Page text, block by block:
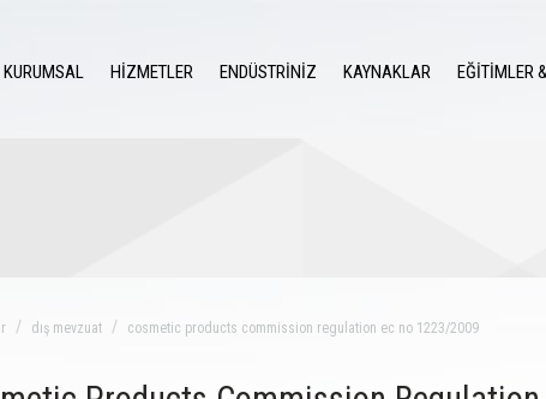
KURUMSAL HİZMETLER ENDÜSTRİNİZ KAYNAKLAR EĞİTİMLER
dış mevzuat cosmetic products commission regulation ec no 1223/2009